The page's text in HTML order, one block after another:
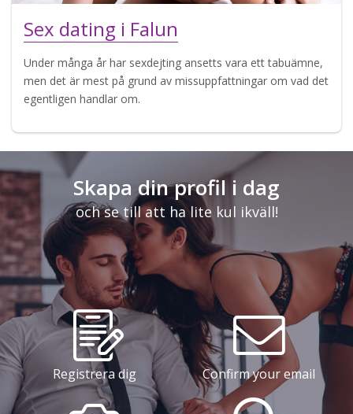
Sex dating i Falun
Under många år har sexdejting ansetts vara ett tabuämne,
men det är mest på grund av missuppfattningar om vad det
egentligen handlar om.
Skapa din profil i dag
och se till att ha lite kul ikväll!
Registrera dig Confirm your email